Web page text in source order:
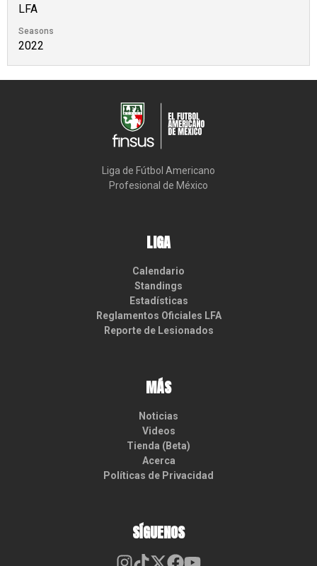
LFA
Seasons
2022
Liga de Fútbol Americano
Profesional de México
LIGA
Calendario
Standings
Estadísticas
Reglamentos Oficiales LFA
Reporte de Lesionados
MÁS
Noticias
Videos
Tienda (Beta)
Acerca
Políticas de Privacidad
SÍGUENOS